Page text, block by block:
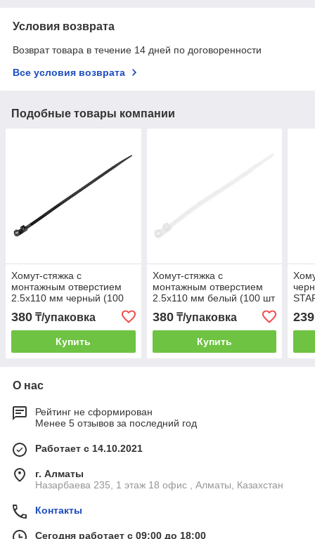
Условия возврата
Возврат товара в течение 14 дней по договоренности
Все условия возврата
Подобные товары компании
Хомут-стяжка с
монтажным отверстием
2.5х110 мм черный (100
шт в уп.) STARFIX
380 ₸/упаковка
Купить
Хомут-стяжка с
монтажным отверстием
2.5х110 мм белый (100 шт
в уп.) STARFIX
380₸/упаковка
Купить
239
О нас
Рейтинг не сформирован
Менее 5 отзывов за последний год
Работает с 14.10.2021
г. Алматы
Назарбаева 235, 1 этаж 18 офис , Алматы, Казахстан
Контакты
Сегодня работает с 09:00 до 18:00